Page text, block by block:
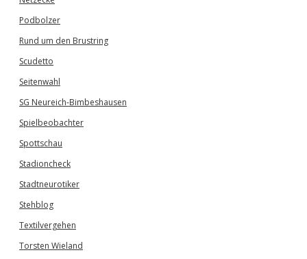
Podbolzer
Rund um den Brustring
Scudetto
Seitenwahl
SG Neureich-Bimbeshausen
Spielbeobachter
Spottschau
Stadioncheck
Stadtneurotiker
Stehblog
Textilvergehen
Torsten Wieland